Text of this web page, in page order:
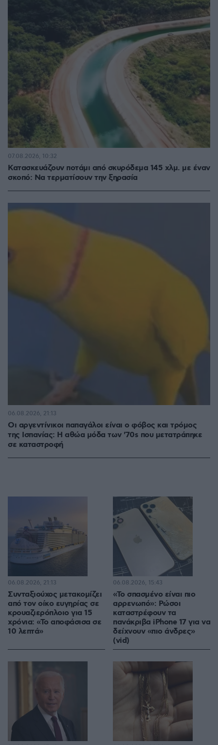
Κατασκευάζουν ποτάμι από σκυρόδεμα 145 χλμ. με έναν
σκοπό: Να τερματίσουν την ξηρασία
07.08.2026, 10:32
Οι αργεντίνικοι παπαγάλοι είναι ο φόβος και τρόμος
της Ισπανίας: Η αθώα μόδα των '70s που μετατράπηκε
σε καταστροφή
06.08.2026, 21:13
Συνταξιούχος μετακομίζει
από τον οίκο ευγηρίας σε
κρουαζιερόπλοιο για 15
χρόνια: «Το αποφάσισα σε
10 λεπτά»
06.08.2026, 21:13
«Το σπασμένο είναι πιο
αρρενωπό»: Ρώσοι
καταστρέφουν τα
πανάκριβα iPhone 17 για να
δείχνουν «πιο άνδρες»
(vid)
06.08.2026, 15:43